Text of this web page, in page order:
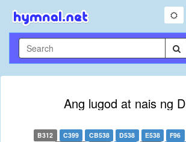
Ang lugod at nais ng
B312 C399 CB538 D538 E538 F96